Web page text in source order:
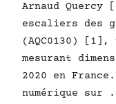
Arnaud Quercy
escaliers des
(AQC0130) [1],
mesurant
2020 en
numérique